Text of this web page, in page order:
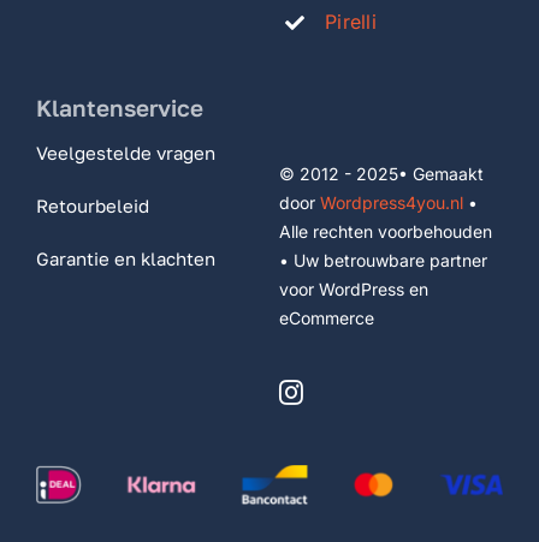
Pirelli
Klantenservice
Veelgestelde vragen
Retourbeleid
Garantie en klachten
© 2012 - 2025• Gemaakt
door Wordpress4you.nl•
Alle rechten voorbehouden
• Uw betrouwbare partner
voor WordPress en
eCommerce